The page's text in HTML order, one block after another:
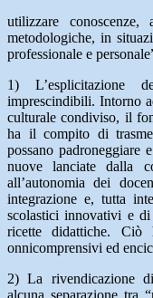
utilizzare
metodologiche, in
professionale e
1) L’esplicitazione
imprescindibili. Intorno
culturale condiviso, il
ha il compito di
possano padroneggiare
nuove lanciate dalla
all’autonomia dei
integrazione e, tutta
scolastici innovativi e
ricette didattiche. Ciò
onnicomprensivi ed
2) La rivendicazione